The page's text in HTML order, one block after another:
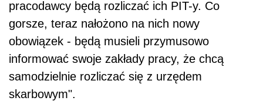
pracodawcy będą rozliczać ich PIT-y. Co
gorsze, teraz nałożono na nich nowy
obowiązek - będą musieli przymusowo
informować swoje zakłady pracy, że chcą
samodzielnie rozliczać się z urzędem
skarbowym".